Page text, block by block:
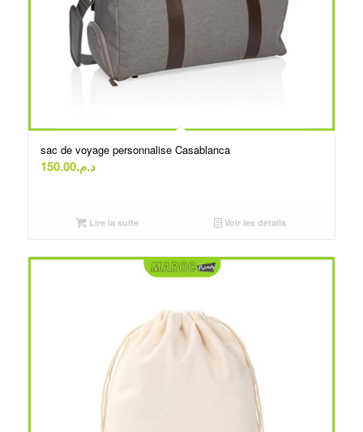
sac de voyage personnalise Casablanca
د.م.150.00
Lire la suite Voir les détails